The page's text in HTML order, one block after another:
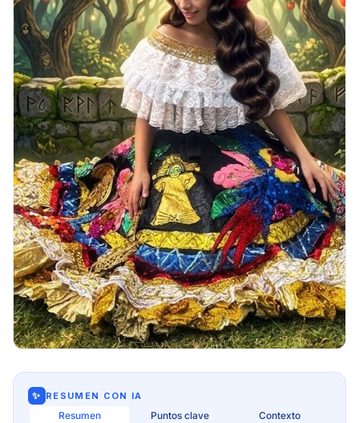
✨ RESUMEN CON IA
Resumen Puntos clave Contexto